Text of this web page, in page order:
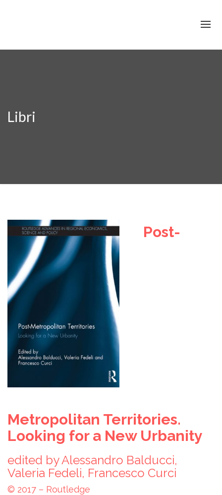
Libri
Post-
Metropolitan Territories.
Looking for a New Urbanity
edited by Alessandro Balducci,
Valeria Fedeli, Francesco Curci
© 2017 – Routledge